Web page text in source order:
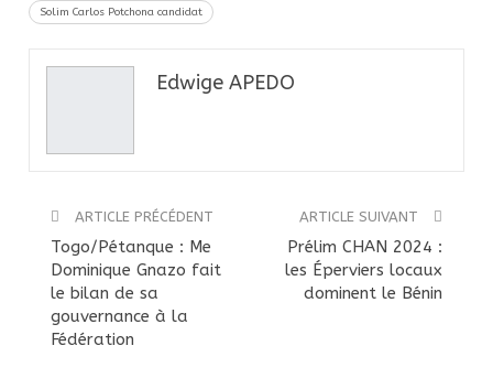
Solim Carlos Potchona candidat
Edwige APEDO
ARTICLE PRÉCÉDENT
Togo/Pétanque : Me
Dominique Gnazo fait
le bilan de sa
gouvernance à la
Fédération
ARTICLE SUIVANT
Prélim CHAN 2024 :
les Éperviers locaux
dominent le Bénin